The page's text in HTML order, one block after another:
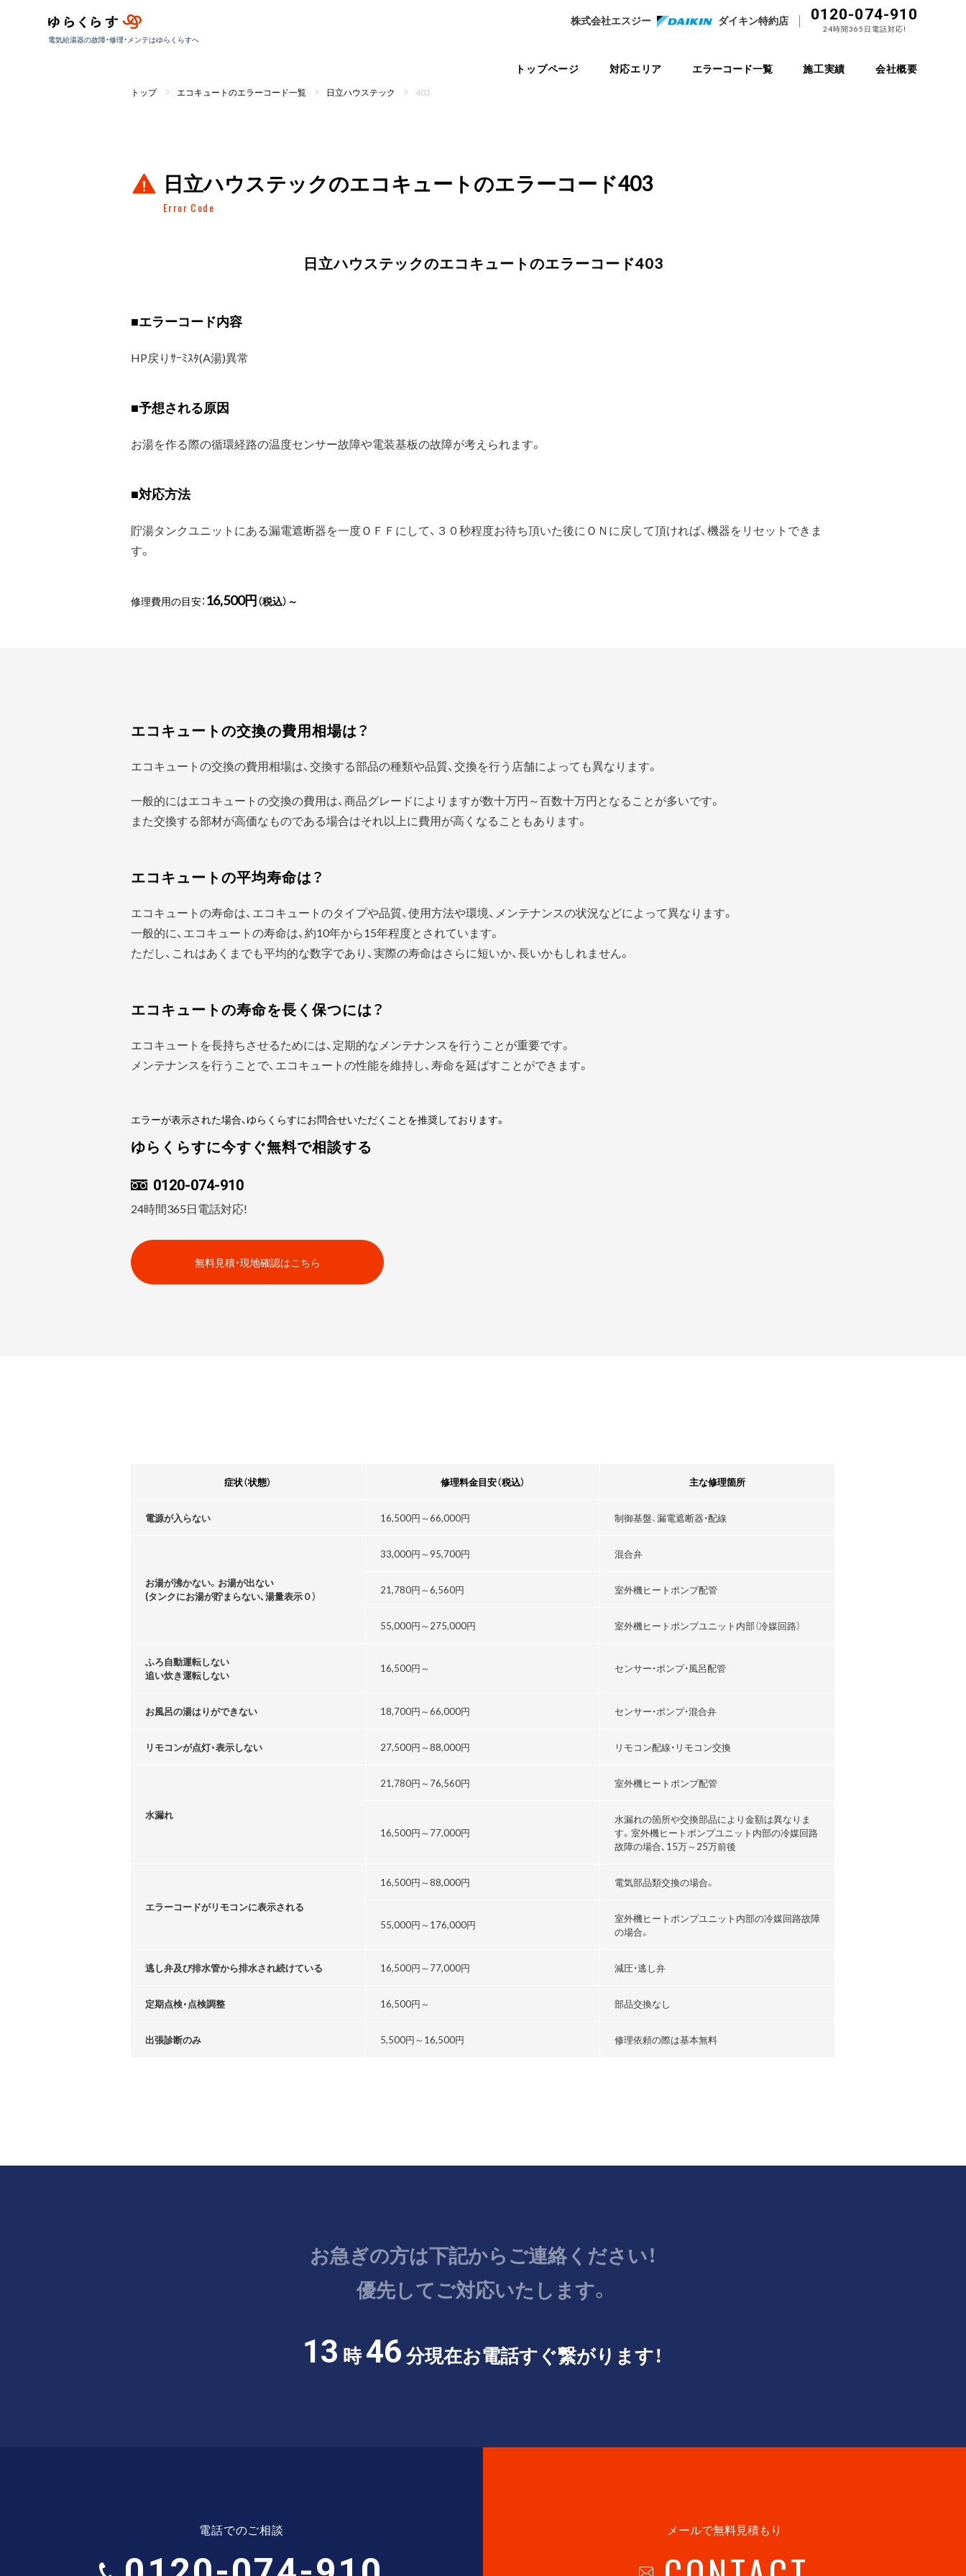
電気給湯器の故障・修理・メンテはゆらくらすへ
株式会社エスジー ダイキン特約店 0120-074-910
24時間365日電話対応!
トップページ 対応エリア エラーコード一覧 施工実績 会社概要
トップ エコキュートのエラーコード一覧 日立ハウステック 403
日立ハウステックのエコキュートのエラーコード403
Error Code
日立ハウステックのエコキュートのエラーコード403
■エラーコード内容
HP戻りｻｰﾐｽﾀ(A湯)異常
■予想される原因
お湯を作る際の循環経路の温度センサー故障や電装基板の故障が考えられます。
■対応方法
貯湯タンクユニットにある漏電遮断器を一度ＯＦＦにして、３０秒程度お待ち頂いた後にＯＮに戻して頂ければ、機器をリセットできま
す。
修理費用の目安： 16,500円（税込）～
エコキュートの交換の費用相場は？
エコキュートの交換の費用相場は、交換する部品の種類や品質、交換を行う店舗によっても異なります。
一般的にはエコキュートの交換の費用は、商品グレードによりますが数十万円～百数十万円となることが多いです。
また交換する部材が高価なものである場合はそれ以上に費用が高くなることもあります。
エコキュートの平均寿命は？
エコキュートの寿命は、エコキュートのタイプや品質、使用方法や環境、メンテナンスの状況などによって異なります。
一般的に、エコキュートの寿命は、約10年から15年程度とされています。
ただし、これはあくまでも平均的な数字であり、実際の寿命はさらに短いか、長いかもしれません。
エコキュートの寿命を長く保つには？
エコキュートを長持ちさせるためには、定期的なメンテナンスを行うことが重要です。
メンテナンスを行うことで、エコキュートの性能を維持し、寿命を延ばすことができます。
エラーが表示された場合、ゆらくらすにお問合せいただくことを推奨しております。
ゆらくらすに今すぐ無料で相談する
0120-074-910
24時間365日電話対応!
無料見積・現地確認はこちら
症状（状態） 修理料金目安（税込） 主な修理箇所
電源が入らない 16,500円～66,000円 制御基盤、漏電遮断器・配線
お湯が沸かない。お湯が出ない
(タンクにお湯が貯まらない､湯量表示０）
33,000円～95,700円 混合弁
21,780円～6,560円 室外機ヒートポンプ配管
55,000円～ 275,000円 室外機ヒートポンプユニット内部（冷媒回路）
ふろ自動運転しない
追い炊き運転しない
16,500円～ センサー・ポンプ・風呂配管
お風呂の湯はりができない 18,700円～66,000円 センサー・ポンプ・混合弁
リモコンが点灯・表示しない 27,500円～88,000円 リモコン配線・リモコン交換
水漏れ
21,780円～76,560円 室外機ヒートポンプ配管
16,500円～ 77,000円
水漏れの箇所や交換部品により金額は異なりま
す。室外機ヒートポンプユニット内部の冷媒回路
故障の場合､15万～25万前後
エラーコードがリモコンに表示される
16,500円～88,000円 電気部品類交換の場合。
55,000円～176,000円
室外機ヒートポンプユニット内部の冷媒回路故障
の場合。
逃し弁及び排水管から排水され続けている 16,500円～ 77,000円 減圧・逃し弁
定期点検・点検調整 16,500円～ 部品交換なし
出張診断のみ 5,500円～ 16,500円 修理依頼の際は基本無料
お急ぎの方は下記からご連絡ください！
優先してご対応いたします。
13 時46分現在お電話すぐ繋がります！
電話でのご相談 メールで無料見積もり